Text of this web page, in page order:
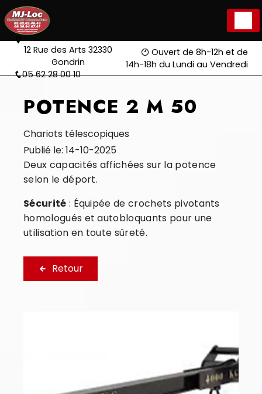
12 Rue des Arts 32330
Gondrin
05 62 28 00 10
Ouvert de 8h-12h et de
14h-18h du Lundi au Vendredi
POTENCE 2 M 50
Chariots télescopiques
Publié le: 14-10-2025
Deux capacités affichées sur la potence
selon le déport.
Sécurité : Équipée de crochets pivotants
homologués et autobloquants pour une
utilisation en toute sûreté.
Retour
Panneau de gestion des cookies